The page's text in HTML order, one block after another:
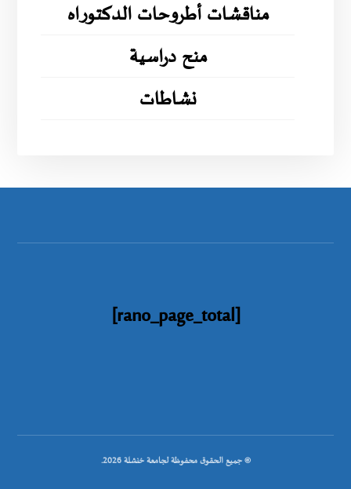
مناقشات أطروحات الدكتوراه
منح دراسية
نشاطات
[rano_page_total]
© جميع الحقوق محفوظة لجامعة خنشلة 2026.